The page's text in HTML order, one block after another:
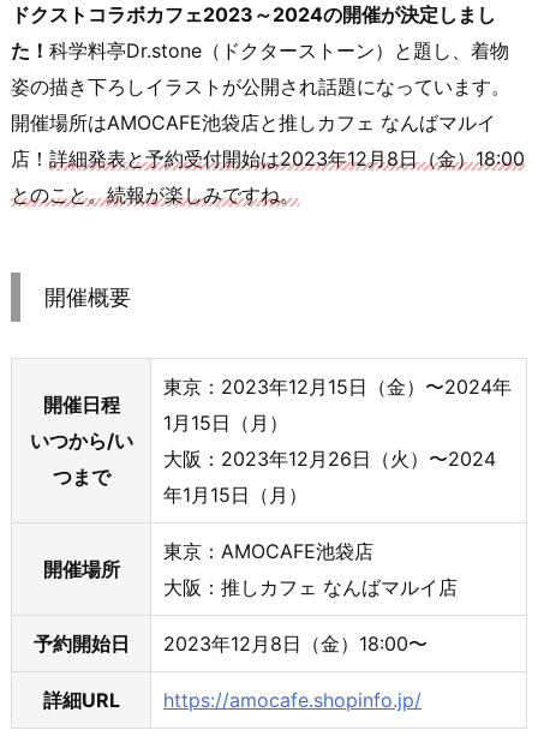
ドクストコラボカフェ2023～2024の開催が決定しまし
た！ 科学料亭Dr.stone（ドクターストーン）と題し、着物
姿の描き下ろしイラストが公開され話題になっています。
開催場所はAMOCAFE池袋店と推しカフェ なんばマルイ
店！ 詳細発表と予約受付開始は2023年12月8日（金）18:00
とのこと。続報が楽しみですね。
開催概要
開催日程
いつから/い
つまで
東京：2023年12月15日（金）〜2024年
1月15日（月）
大阪：2023年12月26日（火）〜2024
年1月15日（月）
開催場所
東京：AMOCAFE池袋店
大阪：推しカフェ なんばマルイ店
予約開始日 2023年12月8日（金）18:00〜
詳細URL https://amocafe.shopinfo.jp/